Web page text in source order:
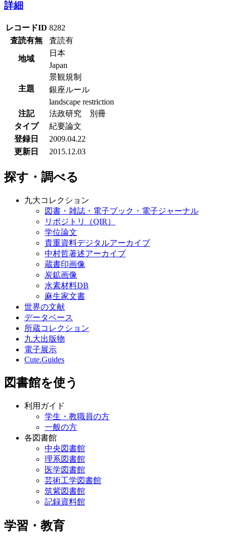
詳細
レコードID 8282
査読有無
査読有
地域
日本
Japan
主題
景観規制
銀座ルール
landscape restriction
注記
法政研究 別冊
タイプ
紀要論文
登録日
2009.04.22
更新日
2015.12.03
探す・調べる
九大コレクション
図書・雑誌・電子ブック・電子ジャーナル
リポジトリ（QIR）
学位論文
貴重資料デジタルアーカイブ
中村哲著述アーカイブ
蔵書印画像
炭鉱画像
水素材料DB
麻生家文書
世界の文献
データベース
所蔵コレクション
九大出版物
電子展示
Cute.Guides
図書館を使う
利用ガイド
学生・教職員の方
一般の方
各図書館
中央図書館
理系図書館
医学図書館
芸術工学図書館
筑紫図書館
記録資料館
学習・教育